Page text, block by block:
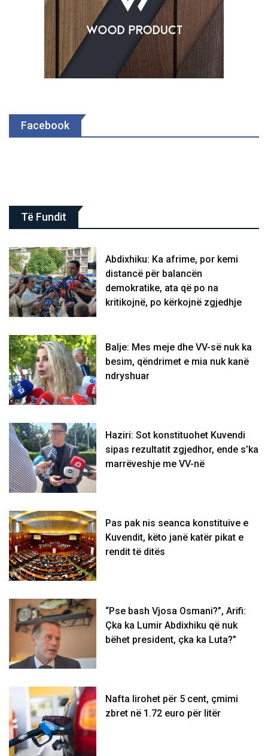
Facebook
Të Fundit
Abdixhiku: Ka afrime, por kemi
distancë për balancën
demokratike, ata që po na
kritikojnë, po kërkojnë zgjedhje
Balje: Mes meje dhe VV-së nuk ka
besim, qëndrimet e mia nuk kanë
ndryshuar
Haziri: Sot konstituohet Kuvendi
sipas rezultatit zgjedhor, ende s’ka
marrëveshje me VV-në
Pas pak nis seanca konstituive e
Kuvendit, këto janë katër pikat e
rendit të ditës
“Pse bash Vjosa Osmani?”, Arifi:
Çka ka Lumir Abdixhiku që nuk
bëhet president, çka ka Luta?”
Nafta lirohet për 5 cent, çmimi
zbret në 1.72 euro për litër